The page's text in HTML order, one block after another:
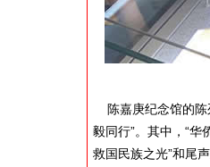
陈嘉庚纪念馆的陈
毅同行”。其中，“华
救国民族之光”和尾